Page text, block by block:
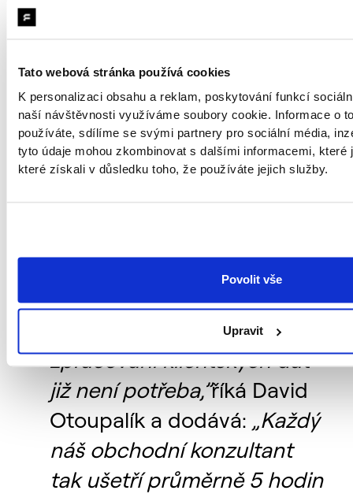
Tato webová stránka používá cookies
K personalizaci obsahu a reklam, poskytování funkcí
naší návštěvnosti využíváme soubory cookie. Informace o
používáte, sdílíme se svými partnery pro sociální média,
tyto údaje mohou zkombinovat s dalšími informacemi, které
které získali v důsledku toho, že používáte jejich služby.
Povolit vše
Upravit
může použít kdykoliv a
kdekoliv, to zvládne za
pouhých 20 minut
rozložených během dne —
data může zpracovat hned
při schůzkách s klienty,
potřeb. A po práci může
rovnou domů k rodině,
zámezí kanceláře pro
zpracování klientských dat
již není potřeba,”říká David
Otoupalík a dodává: „Každý
náš obchodní konzultant
tak ušetří průměrně 5 hodin